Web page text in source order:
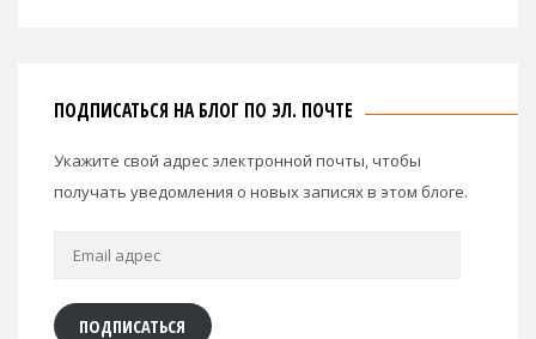
ПОДПИСАТЬСЯ НА БЛОГ ПО ЭЛ. ПОЧТЕ
Укажите свой адрес электронной почты, чтобы
получать уведомления о новых записях в этом блоге.
Email
ПОДПИСАТЬСЯ